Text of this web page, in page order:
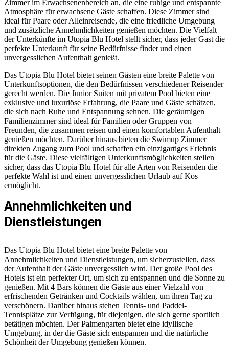
Zimmer im Erwachsenenbereich an, die eine ruhige und entspannte
Atmosphäre für erwachsene Gäste schaffen. Diese Zimmer sind
ideal für Paare oder Alleinreisende, die eine friedliche Umgebung
und zusätzliche Annehmlichkeiten genießen möchten. Die Vielfalt
der Unterkünfte im Utopia Blu Hotel stellt sicher, dass jeder Gast die
perfekte Unterkunft für seine Bedürfnisse findet und einen
unvergesslichen Aufenthalt genießt.
Das Utopia Blu Hotel bietet seinen Gästen eine breite Palette von
Unterkunftsoptionen, die den Bedürfnissen verschiedener Reisender
gerecht werden. Die Junior Suiten mit privatem Pool bieten eine
exklusive und luxuriöse Erfahrung, die Paare und Gäste schätzen,
die sich nach Ruhe und Entspannung sehnen. Die geräumigen
Familienzimmer sind ideal für Familien oder Gruppen von
Freunden, die zusammen reisen und einen komfortablen Aufenthalt
genießen möchten. Darüber hinaus bieten die Swimup Zimmer
direkten Zugang zum Pool und schaffen ein einzigartiges Erlebnis
für die Gäste. Diese vielfältigen Unterkunftsmöglichkeiten stellen
sicher, dass das Utopia Blu Hotel für alle Arten von Reisenden die
perfekte Wahl ist und einen unvergesslichen Urlaub auf Kos
ermöglicht.
Annehmlichkeiten und
Dienstleistungen
Das Utopia Blu Hotel bietet eine breite Palette von
Annehmlichkeiten und Dienstleistungen, um sicherzustellen, dass
der Aufenthalt der Gäste unvergesslich wird. Der große Pool des
Hotels ist ein perfekter Ort, um sich zu entspannen und die Sonne zu
genießen. Mit 4 Bars können die Gäste aus einer Vielzahl von
erfrischenden Getränken und Cocktails wählen, um ihren Tag zu
verschönern. Darüber hinaus stehen Tennis- und Paddel-
Tennisplätze zur Verfügung, für diejenigen, die sich gerne sportlich
betätigen möchten. Der Palmengarten bietet eine idyllische
Umgebung, in der die Gäste sich entspannen und die natürliche
Schönheit der Umgebung genießen können.